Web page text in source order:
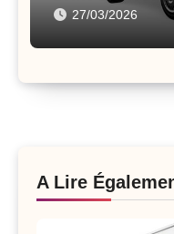
27/03/2026
A Lire